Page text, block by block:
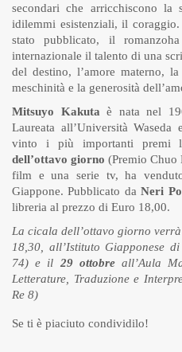
secondari che arricchiscono la
idilemmi esistenziali, il
stato pubblicato, il
internazionale il talento di una
del destino, l’amore materno,
meschinità e la generosità
Mitsuyo Kakuta è nata nel
Laureata all’Università
vinto i più importanti premi
dell’ottavo giorno (Premio Chuo
film e una serie tv, ha
Giappone. Pubblicato daNeri
libreria al prezzo di Euro 18,00.
La cicala dell’ottavo giorno
18,30, all’Istituto Giapponese
74) e il 29 ottobreall’Aula
Letterature, Traduzione e
Re 8)
Se ti è piaciuto condividilo!